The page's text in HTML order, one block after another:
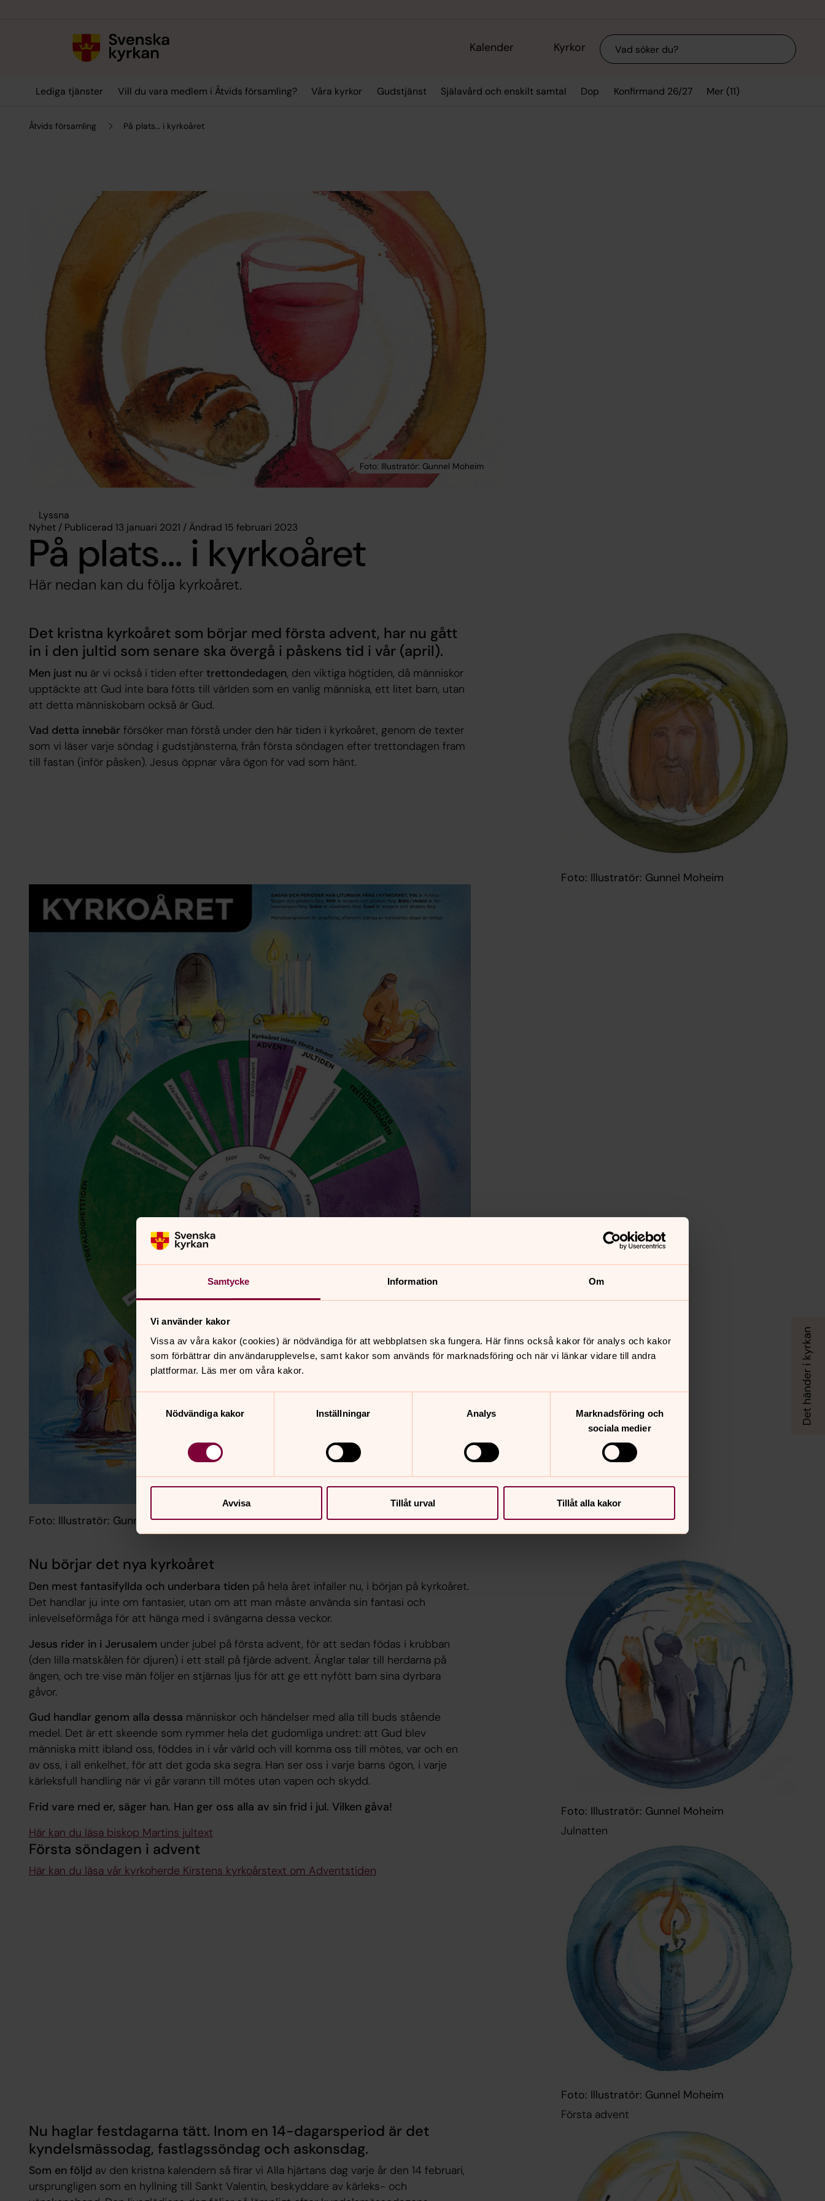
Samtycke Information Om
Vi använder kakor
Vissa av våra kakor (cookies) är nödvändiga för att webbplatsen ska fungera. Här finns också kakor för analys och kakor
som förbättrar din användarupplevelse, samt kakor som används för marknadsföring och när vi länkar vidare till andra
plattformar. Läs mer om våra kakor.
Nödvändiga kakor
Inställningar Analys
Marknadsföring och
sociala medier
Avvisa Tillåt urval Tillåt alla kakor
Kalender Kyrkor Sök
Lediga tjänster Vill du vara medlem i Åtvids församling? Våra kyrkor Gudstjänst Själavård och enskilt samtal Dop Konfirmand 26/27 Mer (11)
Åtvids församling På plats… i kyrkoåret
Lyssna
Nyhet / Publicerad 13 januari 2021 / Ändrad 15 februari 2023
På plats… i kyrkoåret
Här nedan kan du följa kyrkoåret.
Det kristna kyrkoåret som börjar med första advent, har nu gått
in i den jultid som senare ska övergå i påskens tid i vår (april).
Men just nu är vi också i tiden efter trettondedagen, den viktiga högtiden, då människor
upptäckte att Gud inte bara fötts till världen som en vanlig människa, ett litet barn, utan
att detta människobarn också är Gud.
Vad detta innebär försöker man förstå under den här tiden i kyrkoåret, genom de texter
som vi läser varje söndag i gudstjänsterna, från första söndagen efter trettondagen fram
till fastan (inför påsken). Jesus öppnar våra ögon för vad som hänt.
Foto: Illustratör: Gunnel Moheim
Foto: Illustratör: Gunnel Moheim
Nu börjar det nya kyrkoåret
Den mest fantasifyllda och underbara tidenpå hela året infaller nu, i början på kyrkoåret.
Det handlar ju inte om fantasier, utan om att man måste använda sin fantasi och
inlevelseförmåga för att hänga med i svängarna dessa veckor.
Jesus rider in i Jerusalem under jubel på första advent, för att sedan födas i krubban
(den lilla matskålen för djuren) i ett stall på fjärde advent. Änglar talar till herdarna på
ängen, och tre vise män följer en stjärnas ljus för att ge ett nyfött barn sina dyrbara
gåvor.
Gud handlar genom alla dessa människor och händelser med alla till buds stående
medel. Det är ett skeende som rymmer hela det gudomliga undret: att Gud blev
människa mitt ibland oss, föddes in i vår värld och vill komma oss till mötes, var och en
av oss, i all enkelhet, för att det goda ska segra. Han ser oss i varje barns ögon, i varje
kärleksfull handling när vi går varann till mötes utan vapen och skydd.
Frid vare med er, säger han. Han ger oss alla av sin frid i jul. Vilken gåva!
Här kan du läsa biskop Martins jultext
Foto: Illustratör: Gunnel Moheim
Julnatten
Första söndagen i advent
Här kan du läsa vår kyrkoherde Kirstens kyrkoårstext om Adventstiden
Foto: Illustratör: Gunnel Moheim
Första advent
Nu haglar festdagarna tätt. Inom en 14-dagarsperiod är det
kyndelsmässodag, fastlagssöndag och askonsdag.
Som en följd av den kristna kalendern så firar vi Alla hjärtans dag varje år den 14 februari,
ursprungligen som en hyllning till Sankt Valentin, beskyddare av kärleks- och